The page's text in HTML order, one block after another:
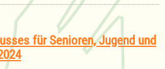
für Senioren, Jugend und